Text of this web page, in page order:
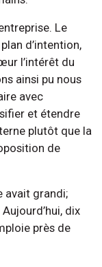
Le
d’intention,
l’intérêt du
ainsi pu nous
avec
et étendre
plutôt que la
de
avait grandi;
dix
près de